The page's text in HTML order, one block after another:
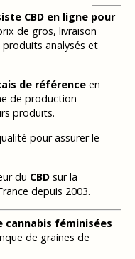
CBD en ligne pour
de gros, livraison
analysés et
de référenceen
de production
produits.
pour assurer le
du CBDsur la
depuis 2003.
cannabis féminisées
de graines de